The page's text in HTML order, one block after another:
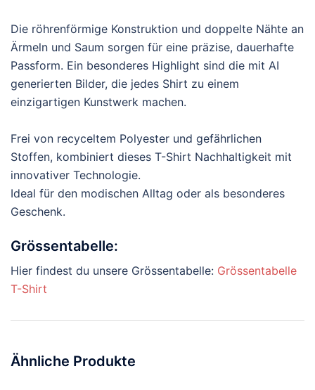
Die röhrenförmige Konstruktion und doppelte Nähte an
Ärmeln und Saum sorgen für eine präzise, dauerhafte
Passform. Ein besonderes Highlight sind die mit AI
generierten Bilder, die jedes Shirt zu einem
einzigartigen Kunstwerk machen.
Frei von recyceltem Polyester und gefährlichen
Stoffen, kombiniert dieses T-Shirt Nachhaltigkeit mit
innovativer Technologie.
Ideal für den modischen Alltag oder als besonderes
Geschenk.
Grössentabelle:
Hier findest du unsere Grössentabelle: Grössentabelle
T-Shirt
Ähnliche Produkte